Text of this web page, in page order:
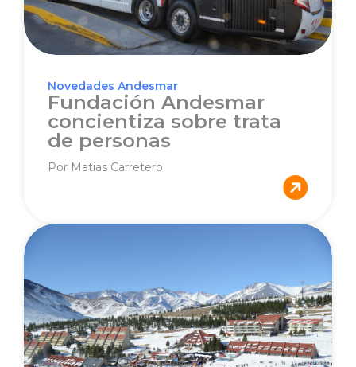
Novedades Andesmar
Fundación Andesmar
concientiza sobre trata
de personas
Por Matias Carretero